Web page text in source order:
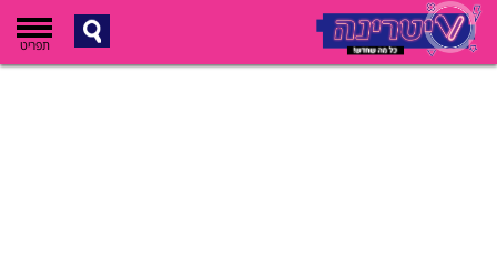
תפריט